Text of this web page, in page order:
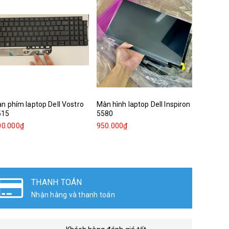
phím laptop Dell Vostro
Màn hình laptop Dell Inspiron
5580
950.000₫
THANH TOÁN
Nhận hàng và thanh toán